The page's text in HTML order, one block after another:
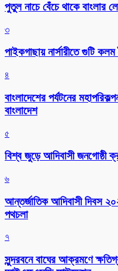
পুতুল নাচে বেঁচে থাকে বাংলার
৩
পাইকগাছায় নার্সারীতে গুটি
৪
বাংলাদেশের পর্যটনের
বাংলাদেশ
৫
বিশ্ব জুড়ে আদিবাসী জনগোষ্ঠী
৬
আন্তর্জাতিক আদিবাসী দিবস
পথচলা
৭
সুন্দরবনে বাঘের আক্রমণে